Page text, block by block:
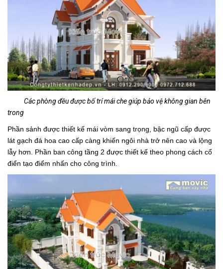
Các phòng đều được bố trí mái che giúp bảo vệ không gian bên
trong
Phần sảnh được thiết kế mái vòm sang trọng, bậc ngũ cấp được
lát gạch đá hoa cao cấp càng khiến ngôi nhà trở nên cao và lộng
lẫy hơn. Phần ban công tầng 2 được thiết kế theo phong cách cổ
điển tạo điểm nhấn cho công trình.